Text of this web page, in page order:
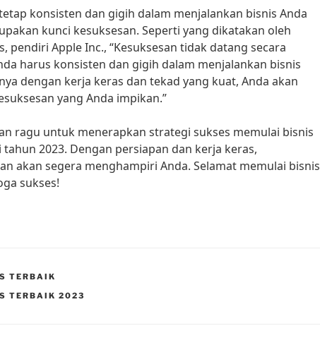
konsisten dan gigih dalam menjalankan bisnis Anda
kunci kesuksesan. Seperti yang dikatakan oleh
pendiri Apple Inc., “Kesuksesan tidak datang secara
harus konsisten dan gigih dalam menjalankan bisnis
dengan kerja keras dan tekad yang kuat, Anda akan
yang Anda impikan.”
ragu untuk menerapkan strategi sukses memulai bisnis
2023. Dengan persiapan dan kerja keras,
akan segera menghampiri Anda. Selamat memulai bisnis
sukses!
TERBAIK
TERBAIK 2023